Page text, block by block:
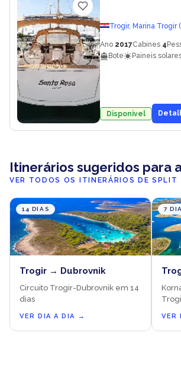
Trogir, Marina Trogir
Ano 2017Cabines 4
Bote
Paineis
Disponivel
Itinerários sugeridos para
VER TODOS OS ITINERÁRIOS DE SPLIT
14 DIAS
Trogir → Dubrovnik
Circuito Trogir-Dubrovnik em 14
dias
VER DIA A DIA →
7
VER